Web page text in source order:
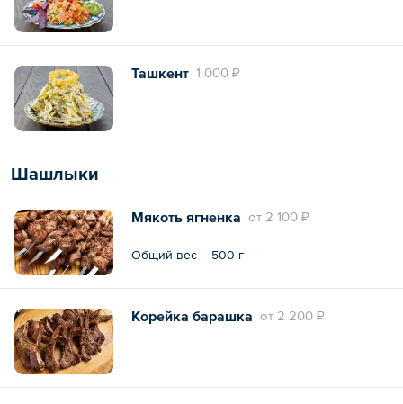
1 000 ₽
Ташкент
Шашлыки
oт 2 100 ₽
Мякоть ягненка
Общий вес – 500 г
oт 2 200 ₽
Корейка барашка